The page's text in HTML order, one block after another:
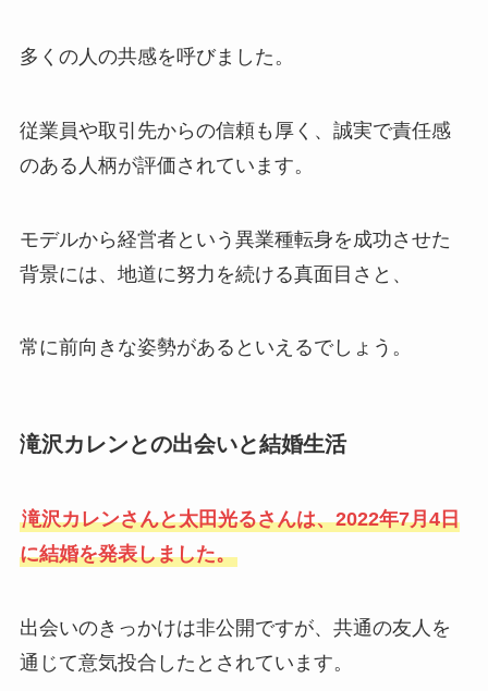
多くの人の共感を呼びました。
従業員や取引先からの信頼も厚く、誠実で責任感
のある人柄が評価されています。
モデルから経営者という異業種転身を成功させた
背景には、地道に努力を続ける真面目さと、
常に前向きな姿勢があるといえるでしょう。
滝沢カレンとの出会いと結婚生活
滝沢カレンさんと太田光るさんは、2022年7月4日
に結婚を発表しました。
出会いのきっかけは非公開ですが、共通の友人を
通じて意気投合したとされています。